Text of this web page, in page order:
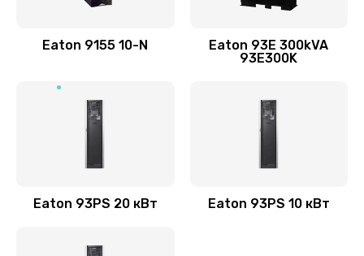
Eaton 9155 10-N
Eaton 93E 300kVA
93E300K
Eaton 93PS 20 кВт Eaton 93PS 10 кВт